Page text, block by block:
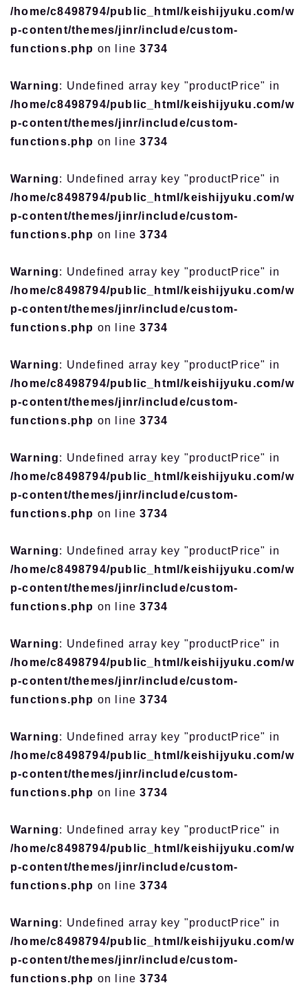
/home/c8498794/public_html/keishijyuku.com/w
p-content/themes/jinr/include/custom-
functions.php on line3734
Warning: Undefined array key "productPrice" in
/home/c8498794/public_html/keishijyuku.com/w
p-content/themes/jinr/include/custom-
functions.php on line3734
Warning: Undefined array key "productPrice" in
/home/c8498794/public_html/keishijyuku.com/w
p-content/themes/jinr/include/custom-
functions.php on line3734
Warning: Undefined array key "productPrice" in
/home/c8498794/public_html/keishijyuku.com/w
p-content/themes/jinr/include/custom-
functions.php on line3734
Warning: Undefined array key "productPrice" in
/home/c8498794/public_html/keishijyuku.com/w
p-content/themes/jinr/include/custom-
functions.php on line3734
Warning: Undefined array key "productPrice" in
/home/c8498794/public_html/keishijyuku.com/w
p-content/themes/jinr/include/custom-
functions.php on line3734
Warning: Undefined array key "productPrice" in
/home/c8498794/public_html/keishijyuku.com/w
p-content/themes/jinr/include/custom-
functions.php on line3734
Warning: Undefined array key "productPrice" in
/home/c8498794/public_html/keishijyuku.com/w
p-content/themes/jinr/include/custom-
functions.php on line3734
Warning: Undefined array key "productPrice" in
/home/c8498794/public_html/keishijyuku.com/w
p-content/themes/jinr/include/custom-
functions.php on line3734
Warning: Undefined array key "productPrice" in
/home/c8498794/public_html/keishijyuku.com/w
p-content/themes/jinr/include/custom-
functions.php on line3734
Warning: Undefined array key "productPrice" in
/home/c8498794/public_html/keishijyuku.com/w
p-content/themes/jinr/include/custom-
functions.php on line3734